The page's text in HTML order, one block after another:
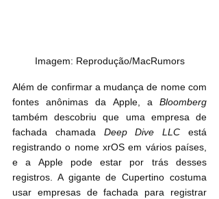
Imagem: Reprodução/MacRumors
Além de confirmar a mudança de nome com
fontes anônimas da Apple, a Bloomberg
também descobriu que uma empresa de
fachada chamada Deep Dive LLC está
registrando o nome xrOS em vários países,
e a Apple pode estar por trás desses
registros. A gigante de Cupertino costuma
usar empresas de fachada para registrar